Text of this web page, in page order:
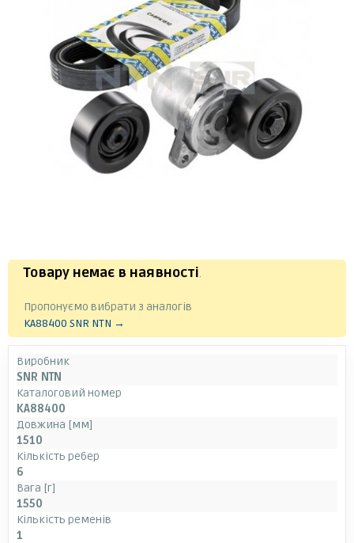
Товару немає в наявності.
Пропонуємо вибрати з аналогів
KA88400 SNR NTN →
Виробник
SNR NTN
Каталоговий номер
KA88400
Довжина [мм]
1510
Кількість ребер
6
Вага [г]
1550
Кількість ременів
1